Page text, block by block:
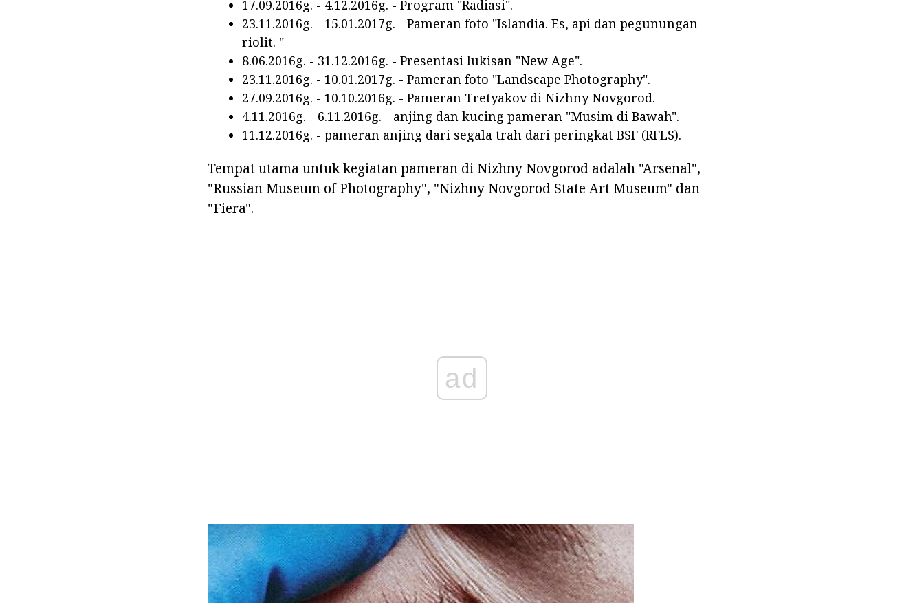
17.09.2016g. - 4.12.2016g. - Program "Radiasi".
23.11.2016g. - 15.01.2017g. - Pameran foto "Islandia. Es, api dan pegunungan
riolit. "
8.06.2016g. - 31.12.2016g. - Presentasi lukisan "New Age".
23.11.2016g. - 10.01.2017g. - Pameran foto "Landscape Photography".
27.09.2016g. - 10.10.2016g. - Pameran Tretyakov di Nizhny Novgorod.
4.11.2016g. - 6.11.2016g. - anjing dan kucing pameran "Musim di Bawah".
11.12.2016g. - pameran anjing dari segala trah dari peringkat BSF (RFLS).
Tempat utama untuk kegiatan pameran di Nizhny Novgorod adalah "Arsenal",
"Russian Museum of Photography", "Nizhny Novgorod State Art Museum" dan
"Fiera".
ad